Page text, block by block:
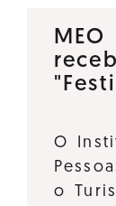
MEO
O
o